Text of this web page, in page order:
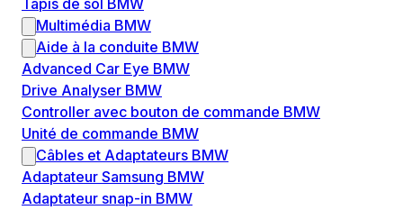
Tapis de sol BMW
Multimédia BMW
Aide à la conduite BMW
Advanced Car Eye BMW
Drive Analyser BMW
Controller avec bouton de commande BMW
Unité de commande BMW
Câbles et Adaptateurs BMW
Adaptateur Samsung BMW
Adaptateur snap-in BMW